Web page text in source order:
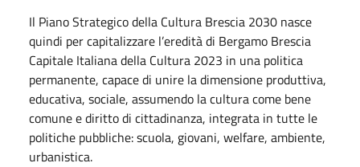
Il Piano Strategico della Cultura Brescia 2030 nasce
quindi per capitalizzare l’eredità di Bergamo Brescia
Capitale Italiana della Cultura 2023 in una politica
permanente, capace di unire la dimensione produttiva,
educativa, sociale, assumendo la cultura come bene
comune e diritto di cittadinanza, integrata in tutte le
politiche pubbliche: scuola, giovani, welfare, ambiente,
urbanistica.